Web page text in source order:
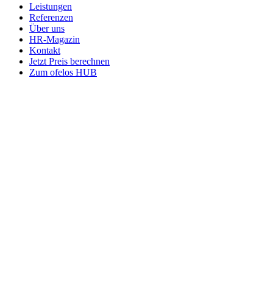
Leistungen
Referenzen
Über uns
HR-Magazin
Kontakt
Jetzt Preis berechnen
Zum ofelos HUB